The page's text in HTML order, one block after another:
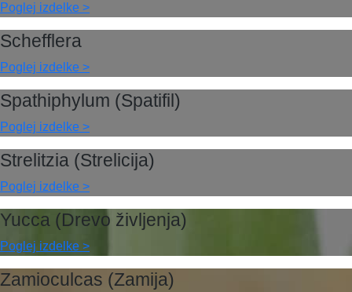
Poglej izdelke >
Schefflera
Poglej izdelke >
Spathiphylum (Spatifil)
Poglej izdelke >
Strelitzia (Strelicija)
Poglej izdelke >
Yucca (Drevo življenja)
Poglej izdelke >
Zamioculcas (Zamija)